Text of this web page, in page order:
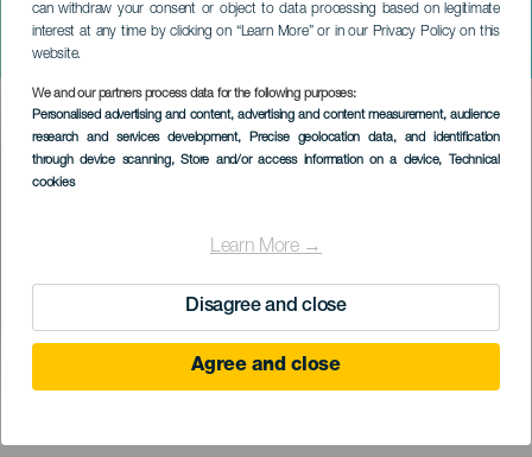
can withdraw your consent or object to data processing based on legitimate
interest at any time by clicking on “Learn More” or in our Privacy Policy on this
website.
We and our partners process data for the following purposes:
Personalised advertising and content, advertising and content measurement, audience
research and services development, Precise geolocation data, and identification
through device scanning, Store and/or access information on a device, Technical
cookies
Learn More →
Disagree and close
Agree and close
Fado A Verdade
GRAN CANARIA
Imagen
Listado